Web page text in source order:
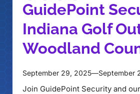
GuidePoint
Indiana Golf
Woodland
September 29, 2025—September
Join GuidePoint Security and